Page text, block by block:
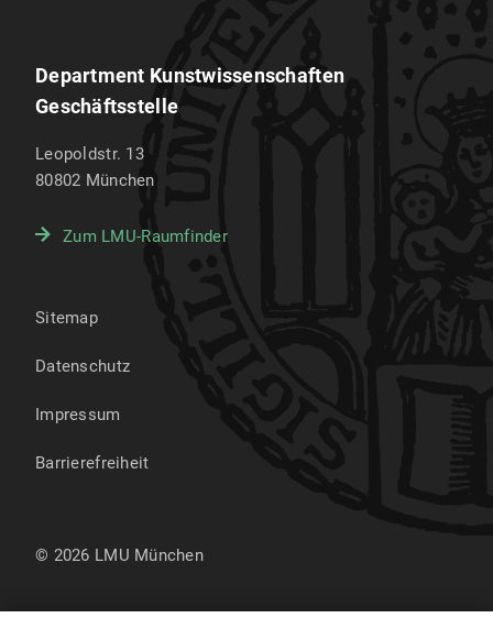
Department Kunstwissenschaften
Geschäftsstelle
Leopoldstr. 13
80802 München
Zum LMU-Raumfinder
Sitemap
Datenschutz
Impressum
Barrierefreiheit
© 2026 LMU München